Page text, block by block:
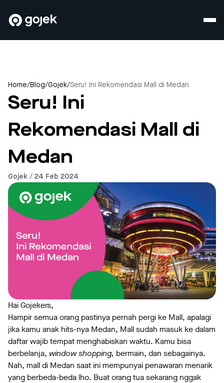
Home/Blog/Gojek/Seru! Ini Rekomendasi Mall di Medan
Seru! Ini
Rekomendasi Mall di
Medan
Gojek / 24 Feb 2024
Hai Gojekers,
Hampir semua orang pastinya pernah pergi ke Mall, apalagi
jika kamu anak hits-nya Medan, Mall sudah masuk ke dalam
daftar wajib tempat menghabiskan waktu. Kamu bisa
berbelanja, window shopping, bermain, dan sebagainya.
Nah, mall di Medan saat ini mempunyai penawaran menarik
yang berbeda-beda lho. Buat orang tua sekarang nggak